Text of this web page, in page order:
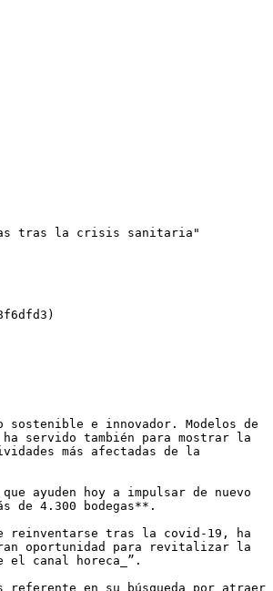
tras la crisis sanitaria"
sostenible e innovador. Modelos de
servido también para mostrar la
más afectadas de la
ayuden hoy a impulsar de nuevo
de 4.300 bodegas**.
reinventarse tras la covid-19, ha
oportunidad para revitalizar la
el canal horeca_”.
en su búsqueda por atraer